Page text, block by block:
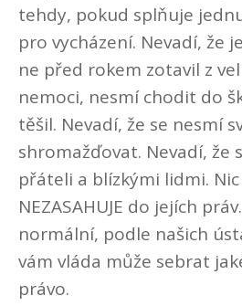
tehdy, pokud splňuje
pro vycházení. Nevadí, že
ne před rokem zotavil z
nemoci, nesmí chodit do
těšil. Nevadí, že se nesmí
shromažďovat. Nevadí, že
přáteli a blízkými lidmi.
NEZASAHUJE do jejích
normální, podle našich
vám vláda může sebrat
právo.